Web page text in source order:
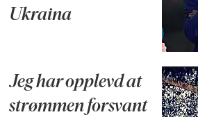
Ukraina
Jeg har opplevd at
strømmen forsvant